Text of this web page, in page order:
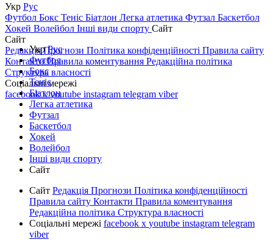
Укр Рус
Футбол Бокс Теніс Біатлон Легка атлетика Футзал Баскетбол
Хокей Волейбол Інші види спорту Сайт
Сайт
РедакціяПрогнози Політика конфіденційності Правила сайту
КонтактиПравила коментування Редакційна політика
Структура власності
Соціальні мережі
facebookxyoutube instagram telegram viber
УкрРус
Футбол
Бокс
Теніс
Біатлон
Легка атлетика
Футзал
Баскетбол
Хокей
Волейбол
Інші види спорту
Сайт
Сайт Редакція Прогнози Політика конфіденційності
Правила сайту Контакти Правила коментування
Редакційна політика Структура власності
Соціальні мережі facebook x youtube instagram telegram
viber